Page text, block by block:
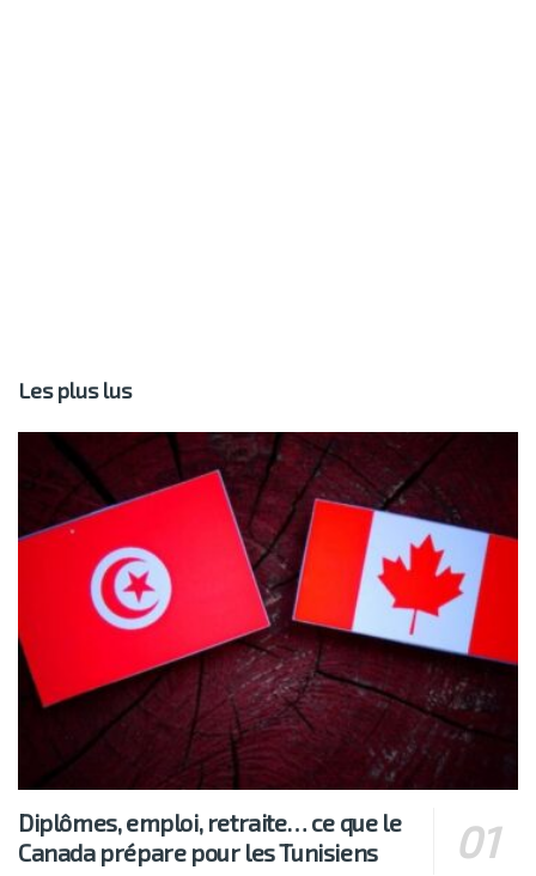
Les plus lus
Diplômes, emploi, retraite… ce que le
Canada prépare pour les Tunisiens